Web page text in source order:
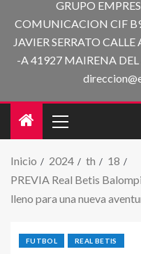
GRUPO
COMUNICACION CIF
JAVIER SERRATO
-A 41927 MAIRENA
Inicio 2024 th
18
PREVIA Real Betis
lleno para una nueva
FUTBOL REAL BETIS